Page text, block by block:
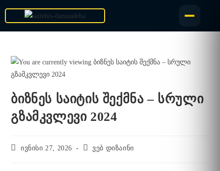
ბიზნეს საიტის შექმნა – სრული
გზამკვლევი 2024
ივნისი 27, 2026 ვებ დიზაინი